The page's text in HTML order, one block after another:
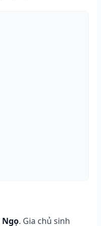
Ngọ. Gia chủ sinh